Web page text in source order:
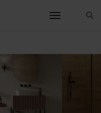
toggle
OFFRES À COVERINGS